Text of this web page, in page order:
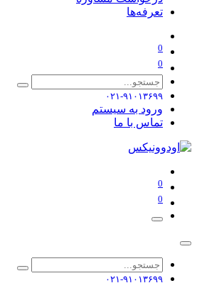
تعرفه‌ها
0
0
۰۲۱-۹۱۰۱۳۶۹۹
ورود به سیستم
تماس با ما
0
0
۰۲۱-۹۱۰۱۳۶۹۹